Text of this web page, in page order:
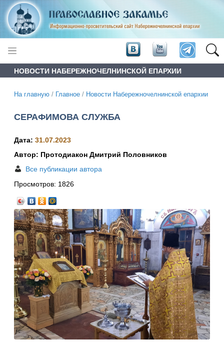
НОВОСТИ НАБЕРЕЖНОЧЕЛНИНСКОЙ ЕПАРХИИ
На главную / Главное / Новости Набережночелнинской епархии
СЕРАФИМОВА СЛУЖБА
Дата: 31.07.2023
Автор: Протодиакон Дмитрий Половников
Все публикации автора
Просмотров: 1826